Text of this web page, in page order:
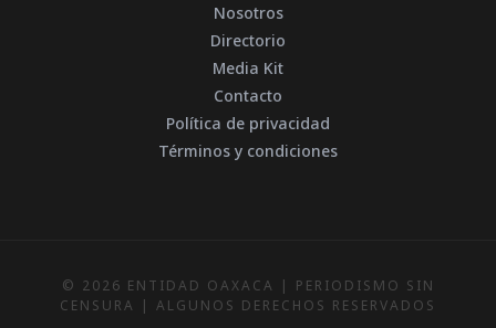
Nosotros
Directorio
Media Kit
Contacto
Política de privacidad
Términos y condiciones
© 2026 ENTIDAD OAXACA | PERIODISMO SIN
CENSURA | ALGUNOS DERECHOS RESERVADOS